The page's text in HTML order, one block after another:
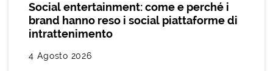
Social entertainment: come e perché i
brand hanno reso i social piattaforme di
intrattenimento
4 Agosto 2026